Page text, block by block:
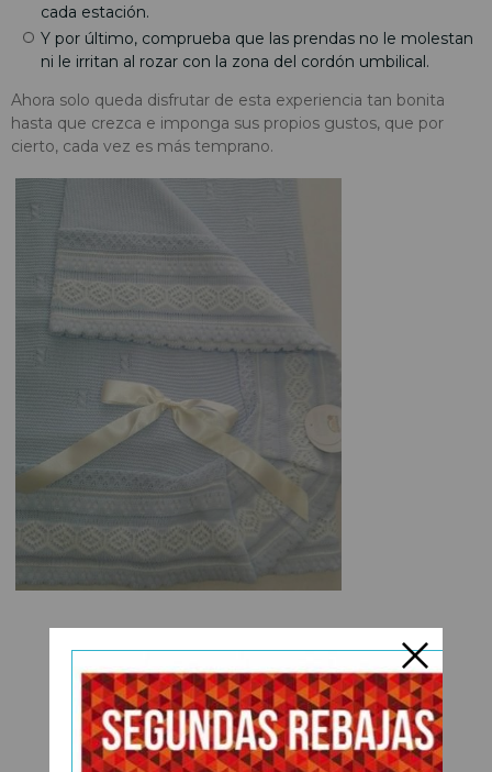
cada estación.
Y por último, comprueba que las prendas no le molestan
ni le irritan al rozar con la zona del cordón umbilical.
Ahora solo queda disfrutar de esta experiencia tan bonita
hasta que crezca e imponga sus propios gustos, que por
cierto, cada vez es más temprano.